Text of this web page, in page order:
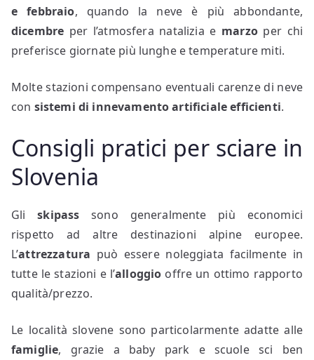
e febbraio, quando la neve è più abbondante,
dicembre per l’atmosfera natalizia e marzoper chi
preferisce giornate più lunghe e temperature miti.
Molte stazioni compensano eventuali carenze di neve
con sistemi di innevamento artificiale efficienti.
Consigli pratici per sciare in
Slovenia
Gliskipass sono generalmente più economici
rispetto ad altre destinazioni alpine europee.
L’attrezzatura può essere noleggiata facilmente in
tutte le stazioni e l’alloggio offre un ottimo rapporto
qualità/prezzo.
Le località slovene sono particolarmente adatte alle
famiglie, grazie a baby park e scuole sci ben